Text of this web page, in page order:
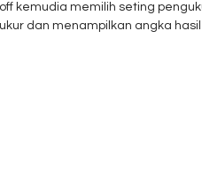
kemudia memilih seting
dan menampilkan angka hasil